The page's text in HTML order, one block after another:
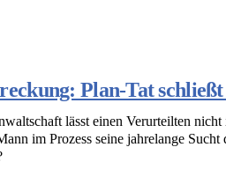
Plan-Tat schließt
lässt einen Verurteilten
im Prozess seine jahrelange